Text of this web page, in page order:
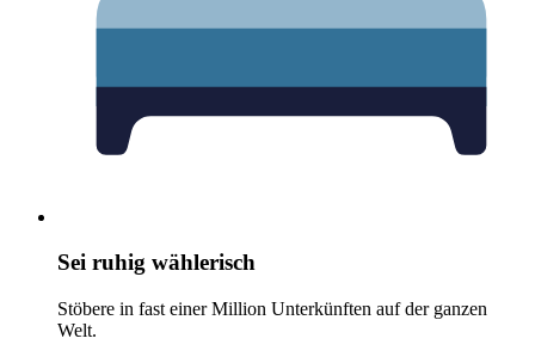
Sei ruhig wählerisch
Stöbere in fast einer Million Unterkünften auf der ganzen
Welt.